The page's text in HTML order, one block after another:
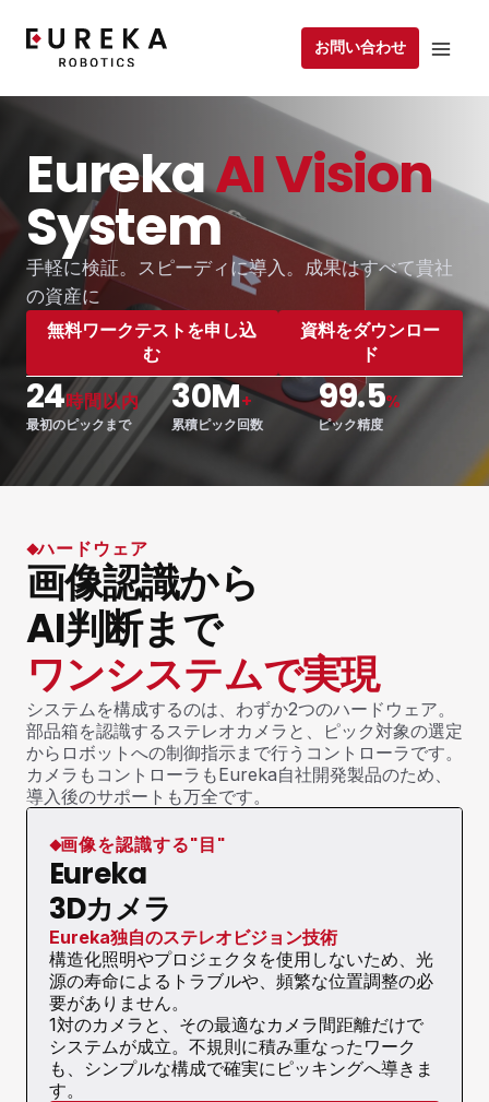
お問い合わせ
EurekaAI Vision
System
手軽に検証。スピーディに導入。成果はすべて貴社
の資産に
無料ワークテストを申し込
む
資料をダウンロー
ド
24時間以内
最初のピックまで
30M+
累積ピック回数
99.5%
ピック精度
ハードウェア
画像認識から
AI判断まで
ワンシステムで実現
システムを構成するのは、わずか2つのハードウェア。
部品箱を認識するステレオカメラと、ピック対象の選定
からロボットへの制御指示まで行うコントローラです。
カメラもコントローラもEureka自社開発製品のため、
導入後のサポートも万全です。
画像を認識する"目"
Eureka
3Dカメラ
Eureka独自のステレオビジョン技術
構造化照明やプロジェクタを使用しないため、光
源の寿命によるトラブルや、頻繁な位置調整の必
要がありません。
1対のカメラと、その最適なカメラ間距離だけで
システムが成立。不規則に積み重なったワーク
も、シンプルな構成で確実にピッキングへ導きま
す。